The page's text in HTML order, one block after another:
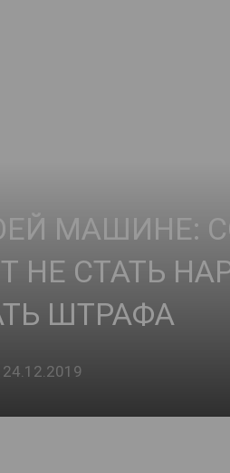
МАШИНЕ:
НЕ СТАТЬ
ШТРАФА
24.12.2019